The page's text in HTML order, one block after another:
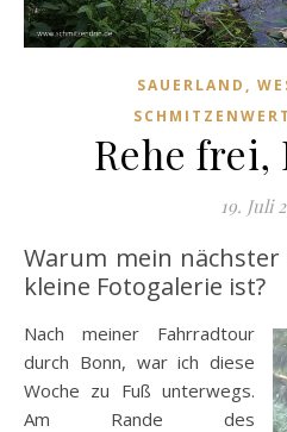
SAUERLAND,
Rehe frei,
19. Juli
Warum mein nächster Beitrag wieder eine
kleine Fotogalerie ist?
Nach meiner Fahrradtour
durch Bonn, war ich diese
Woche zu Fuß unterwegs.
Am Rande des